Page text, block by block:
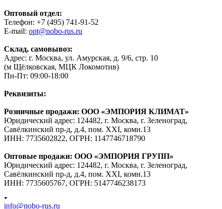
Оптовый отдел:
Телефон: +7 (495) 741-91-52
E-mail: opt@nobo-rus.ru
Склад, самовывоз:
Адрес: г. Москва, ул. Амурская, д. 9/6, стр. 10
(м Щёлковская, МЦК Локомотив)
Пн-Пт: 09:00-18:00
Реквизиты:
Розничные продажи: ООО «ЭМПОРИЯ КЛИМАТ»
Юридический адрес: 124482, г. Москва, г. Зеленоград,
Савёлкинский пр-д, д.4, пом. XXI, комн.13
ИНН: 7735602822, ОГРН: 1147746718790
Оптовые продажи: ООО «ЭМПОРИЯ ГРУПП»
Юридический адрес: 124482, г. Москва, г. Зеленоград,
Савёлкинский пр-д, д.4, пом. XXI, комн.13
ИНН: 7735605767, ОГРН: 5147746238173
info@nobo-rus.ru